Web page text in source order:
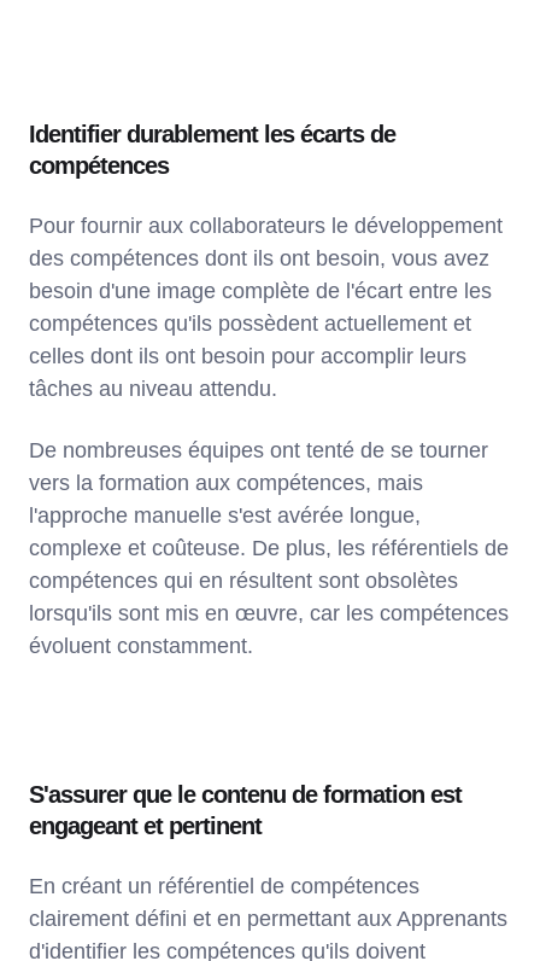
Identifier durablement les écarts de
compétences
Pour fournir aux collaborateurs le développement
des compétences dont ils ont besoin, vous avez
besoin d'une image complète de l'écart entre les
compétences qu'ils possèdent actuellement et
celles dont ils ont besoin pour accomplir leurs
tâches au niveau attendu.
De nombreuses équipes ont tenté de se tourner
vers la formation aux compétences, mais
l'approche manuelle s'est avérée longue,
complexe et coûteuse. De plus, les référentiels de
compétences qui en résultent sont obsolètes
lorsqu'ils sont mis en œuvre, car les compétences
évoluent constamment.
S'assurer que le contenu de formation est
engageant et pertinent
En créant un référentiel de compétences
clairement défini et en permettant aux Apprenants
d'identifier les compétences qu'ils doivent